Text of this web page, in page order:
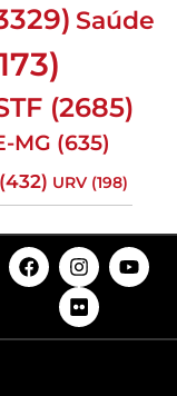
Saúde
(2685)
MG (635)
(432) URV (198)